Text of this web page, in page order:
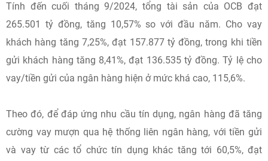
Tính đến cuối tháng 9/2024, tổng tài sản của OCB đạt
265.501 tỷ đồng, tăng 10,57% so với đầu năm. Cho vay
khách hàng tăng 7,25%, đạt 157.877 tỷ đồng, trong khi tiền
gửi khách hàng tăng 8,41%, đạt 136.535 tỷ đồng. Tỷ lệ cho
vay/tiền gửi của ngân hàng hiện ở mức khá cao, 115,6%.
Theo đó, để đáp ứng nhu cầu tín dụng, ngân hàng đã tăng
cường vay mượn qua hệ thống liên ngân hàng, với tiền gửi
và vay từ các tổ chức tín dụng khác tăng tới 60,5%, đạt